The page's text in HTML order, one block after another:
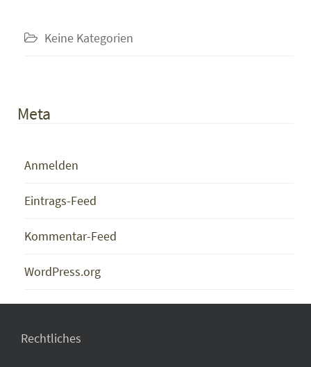
Keine Kategorien
Meta
Anmelden
Eintrags-Feed
Kommentar-Feed
WordPress.org
Rechtliches